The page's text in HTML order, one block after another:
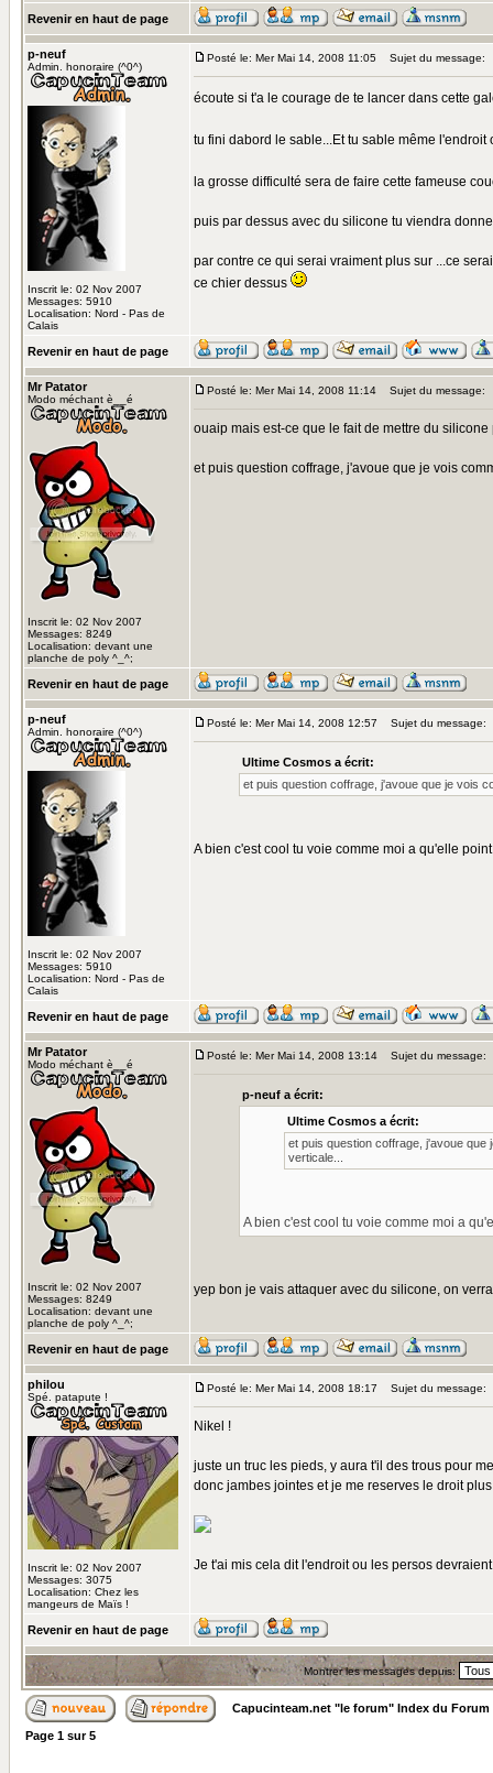
Revenir en haut de page
p-neuf
Admin. honoraire (^0^)
Inscrit le: 02 Nov 2007
Messages: 5910
Localisation: Nord - Pas de
Calais
Posté le: Mer Mai 14, 2008 11:05 Sujet du message:
écoute si t'a le courage de te lancer dans cette
tu fini dabord le sable...Et tu sable même
la grosse difficulté sera de faire cette fameuse
puis par dessus avec du silicone tu viendra
par contre ce qui serai vraiment plus sur ...ce
ce chier dessus
Revenir en haut de page
Mr Patator
Modo méchant è__é
Inscrit le: 02 Nov 2007
Messages: 8249
Localisation: devant une
planche de poly ^_^;
Posté le: Mer Mai 14, 2008 11:14 Sujet du message:
ouaip mais est-ce que le fait de mettre du
et puis question coffrage, j'avoue que je vois
Revenir en haut de page
p-neuf
Admin. honoraire (^0^)
Inscrit le: 02 Nov 2007
Messages: 5910
Localisation: Nord - Pas de
Calais
Posté le: Mer Mai 14, 2008 12:57 Sujet du message:
Ultime Cosmos a écrit:
et puis question coffrage, j'avoue que je vois
A bien c'est cool tu voie comme moi a qu'elle
Revenir en haut de page
Mr Patator
Modo méchant è__é
Inscrit le: 02 Nov 2007
Messages: 8249
Localisation: devant une
planche de poly ^_^;
Posté le: Mer Mai 14, 2008 13:14 Sujet du message:
p-neuf a écrit:
Ultime Cosmos a écrit:
et puis question coffrage, j'avoue que
verticale...
A bien c'est cool tu voie comme moi a
yep bon je vais attaquer avec du silicone, on
Revenir en haut de page
philou
Spé. patapute !
Inscrit le: 02 Nov 2007
Messages: 3075
Localisation: Chez les
mangeurs de Maïs !
Posté le: Mer Mai 14, 2008 18:17 Sujet du message:
Nikel !
juste un truc les pieds, y aura t'il des trous pour
donc jambes jointes et je me reserves le droit
Je t'ai mis cela dit l'endroit ou les persos
Revenir en haut de page
Montrer les messages depuis:
Capucinteam.net "le forum" Index du Forum
Page 1 sur5